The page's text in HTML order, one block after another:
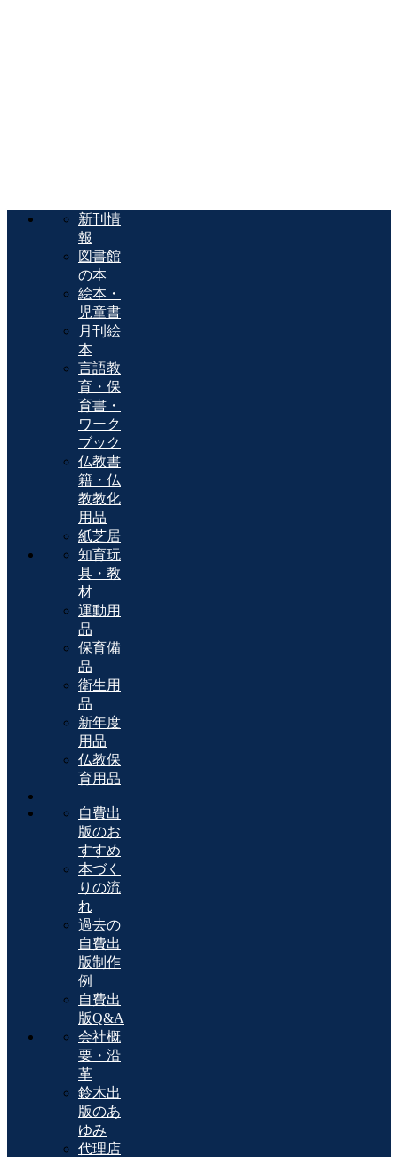
新刊情
報
図書館
の本
絵本・
児童書
月刊絵
本
言語教
育・保
育書・
ワーク
ブック
仏教書
籍・仏
教教化
用品
紙芝居
知育玩
具・教
材
運動用
品
保育備
品
衛生用
品
新年度
用品
仏教保
育用品
自費出
版のお
すすめ
本づく
りの流
れ
過去の
自費出
版制作
例
自費出
版Q&A
会社概
要・沿
革
鈴木出
版のあ
ゆみ
代理店